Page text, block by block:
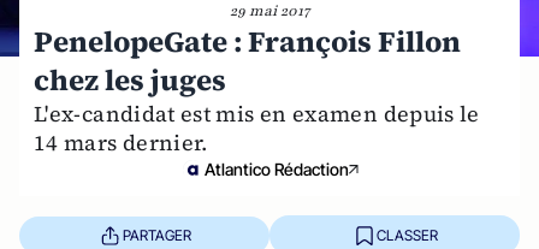
29 mai 2017
PenelopeGate : François Fillon
chez les juges
L'ex-candidat est mis en examen depuis le
14 mars dernier.
Atlantico Rédaction
PARTAGER CLASSER